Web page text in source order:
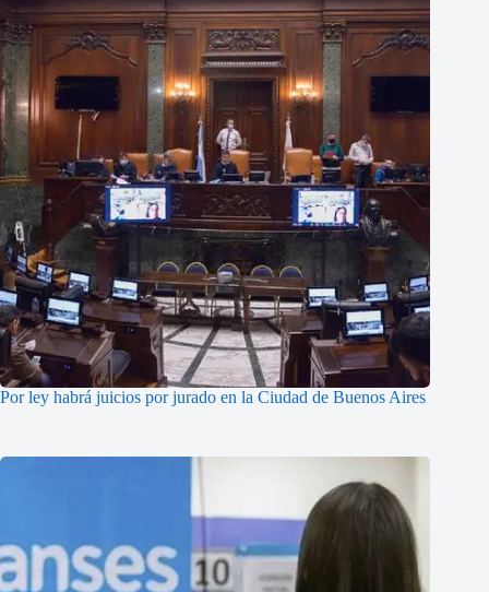
Por ley habrá juicios por jurado en la Ciudad de Buenos Aires